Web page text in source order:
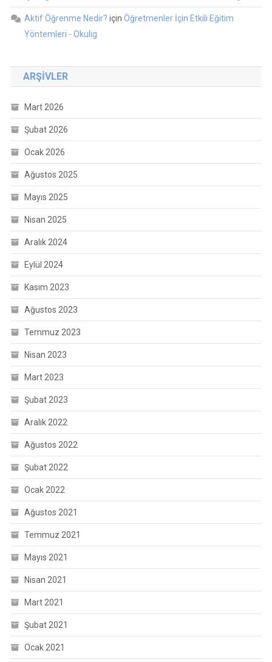
Aktif Öğrenme Nedir? için Öğretmenler İçin Etkili Eğitim
Yöntemleri - Okulig
ARŞIVLER
Mart 2026
Şubat 2026
Ocak 2026
Ağustos 2025
Mayıs 2025
Nisan 2025
Aralık 2024
Eylül 2024
Kasım 2023
Ağustos 2023
Temmuz 2023
Nisan 2023
Mart 2023
Şubat 2023
Aralık 2022
Ağustos 2022
Şubat 2022
Ocak 2022
Ağustos 2021
Temmuz 2021
Mayıs 2021
Nisan 2021
Mart 2021
Şubat 2021
Ocak 2021